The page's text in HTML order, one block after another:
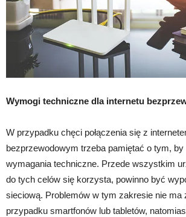
Wymogi techniczne dla internetu
W przypadku chęci połączenia się z
bezprzewodowym trzeba pamiętać o tym, by
wymagania techniczne. Przede wszystkim
do tych celów się korzysta, powinno być
sieciową. Problemów w tym zakresie nie ma
przypadku smartfonów lub tabletów,